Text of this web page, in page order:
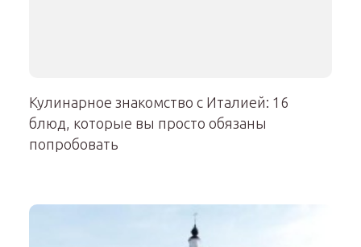
Кулинарное знакомство с Италией: 16
блюд, которые вы просто обязаны
попробовать